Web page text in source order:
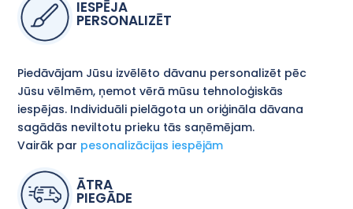
IESPĒJA
PERSONALIZĒT
Piedāvājam Jūsu izvēlēto dāvanu personalizēt pēc
Jūsu vēlmēm, ņemot vērā mūsu tehnoloģiskās
iespējas. Individuāli pielāgota un oriģināla dāvana
sagādās neviltotu prieku tās saņēmējam.
Vairāk par pesonalizācijas iespējām
ĀTRA
PIEGĀDE